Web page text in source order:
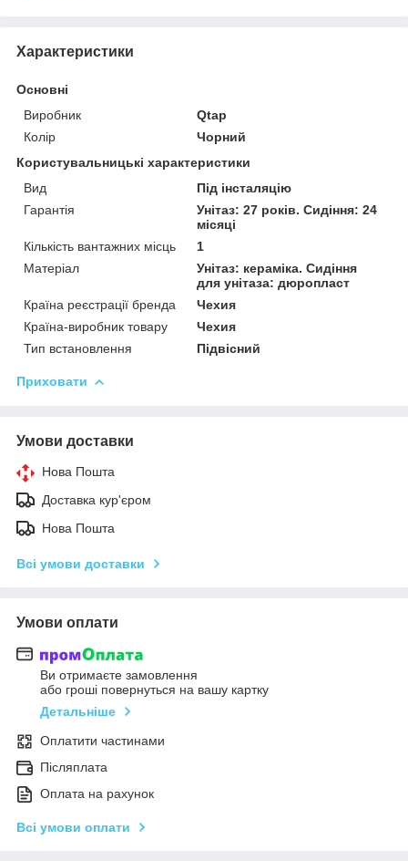
Характеристики
Основні
Виробник
Qtap
Колір
Чорний
Користувальницькі характеристики
Вид
Під інсталяцію
Гарантія
Унітаз: 27 років. Сидіння: 24
місяці
Кількість вантажних місць
1
Матеріал
Унітаз: кераміка. Сидіння
для унітаза: дюропласт
Країна реєстрації бренда
Чехия
Країна-виробник товару
Чехия
Тип встановлення
Підвісний
Приховати
Умови доставки
Нова Пошта
Доставка кур'єром
Нова Пошта
Всі умови доставки
Умови оплати
Ви отримаєте замовлення
або гроші повернуться на вашу картку
Детальніше
Оплатити частинами
Післяплата
Оплата на рахунок
Всі умови оплати